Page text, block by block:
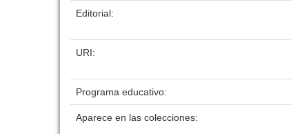
Editorial:
URI:
Programa educativo:
Aparece en las colecciones: